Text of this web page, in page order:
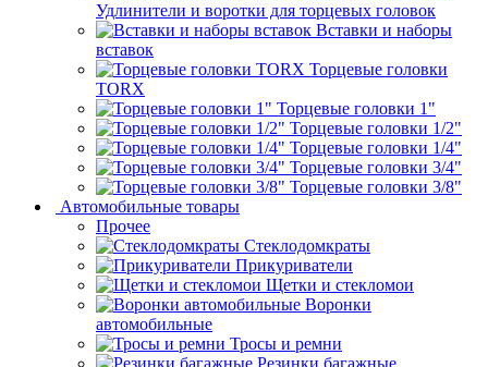
Удлинители и воротки для торцевых головок
Вставки и наборы
вставок
Торцевые головки
TORX
Торцевые головки 1"
Торцевые головки 1/2"
Торцевые головки 1/4"
Торцевые головки 3/4"
Торцевые головки 3/8"
Автомобильные товары
Прочее
Стеклодомкраты
Прикуриватели
Щетки и стекломои
Воронки
автомобильные
Тросы и ремни
Резинки багажные